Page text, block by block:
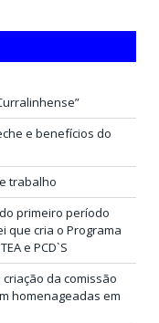
e benefícios do
trabalho
primeiro período
que cria o Programa
e PCD`S
da comissão
homenageadas em